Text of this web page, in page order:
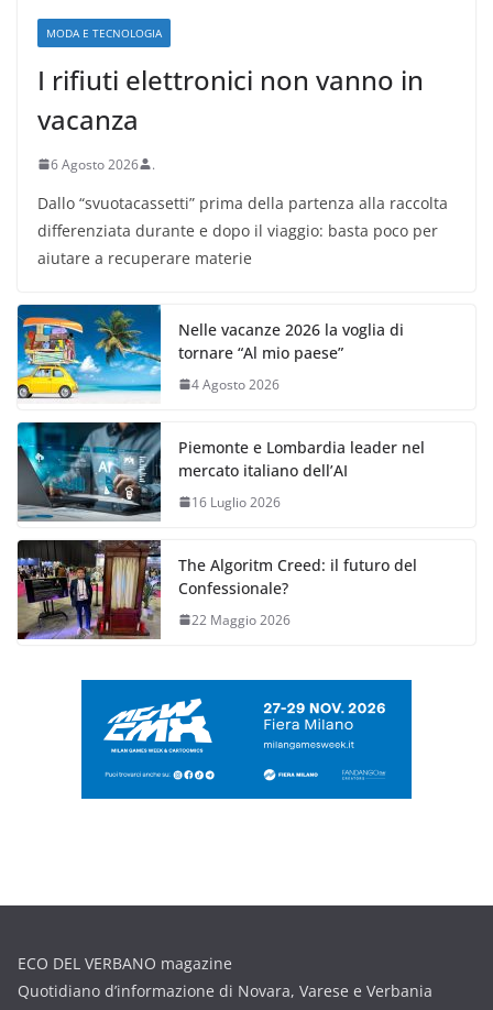
MODA E TECNOLOGIA
I rifiuti elettronici non vanno in
vacanza
6 Agosto 2026 .
Dallo “svuotacassetti” prima della partenza alla raccolta
differenziata durante e dopo il viaggio: basta poco per
aiutare a recuperare materie
Nelle vacanze 2026 la voglia di
tornare “Al mio paese”
4 Agosto 2026
Piemonte e Lombardia leader nel
mercato italiano dell’AI
16 Luglio 2026
The Algoritm Creed: il futuro del
Confessionale?
22 Maggio 2026
ECO DEL VERBANO magazine
Quotidiano d’informazione di Novara, Varese e Verbania